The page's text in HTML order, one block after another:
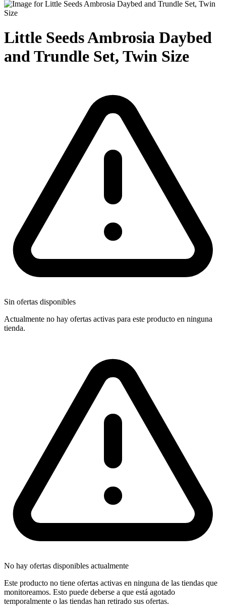
Little Seeds Ambrosia Daybed
and Trundle Set, Twin Size
Sin ofertas disponibles
Actualmente no hay ofertas activas para este producto en ninguna
tienda.
No hay ofertas disponibles actualmente
Este producto no tiene ofertas activas en ninguna de las tiendas que
monitoreamos. Esto puede deberse a que está agotado
temporalmente o las tiendas han retirado sus ofertas.